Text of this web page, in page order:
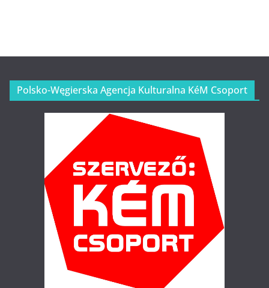
Polsko-Węgierska Agencja Kulturalna KéM Csoport